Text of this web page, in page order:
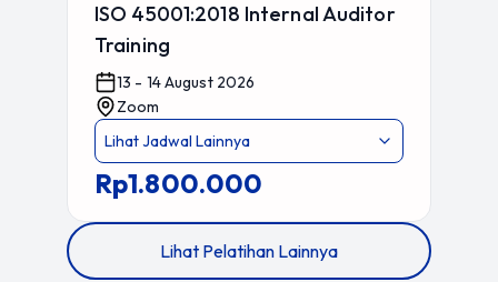
ISO 45001:2018 Internal Auditor
Training
13 - 14 August 2026
Zoom
Lihat Jadwal Lainnya
Rp1.800.000
Lihat Pelatihan Lainnya